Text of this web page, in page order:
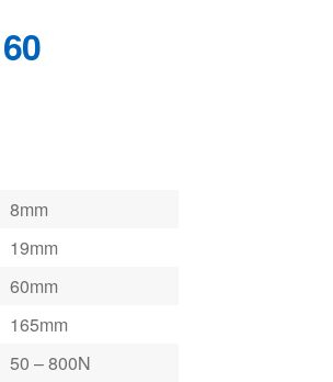
8mm
19mm
60mm
165mm
50 – 800N